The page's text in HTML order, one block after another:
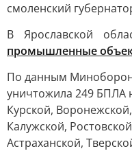
смоленский
В Ярославской
промышленные
По данным
уничтожила 249 БПЛА
Курской,
Калужской,
Астраханской,